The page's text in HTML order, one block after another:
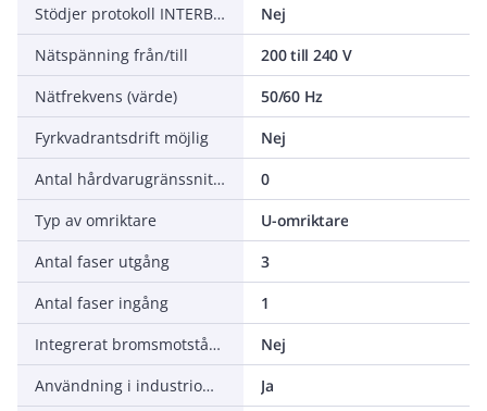
Stödjer protokoll INTERBUS Safety
Nej
Nätspänning från/till
200 till 240 V
Nätfrekvens (värde)
50/60 Hz
Fyrkvadrantsdrift möjlig
Nej
Antal hårdvarugränssnitt PROFINET
0
Typ av omriktare
U-omriktare
Antal faser utgång
3
Antal faser ingång
1
Integrerat bromsmotstånd
Nej
Användning i industriområden tillåten
Ja